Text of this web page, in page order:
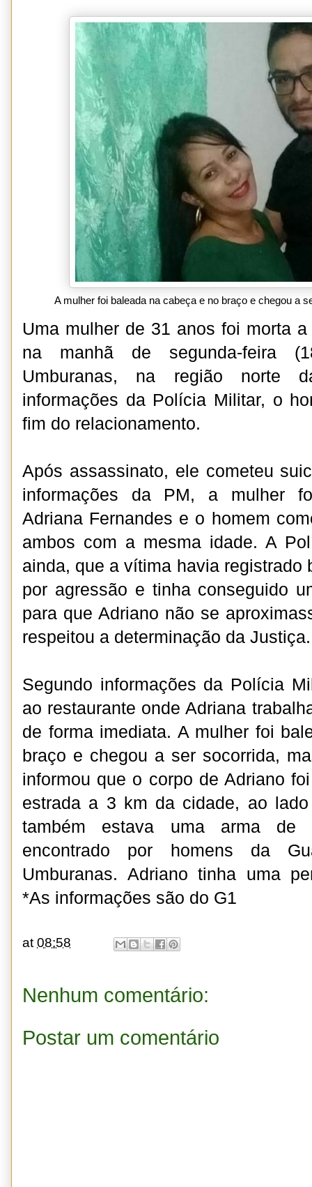
A mulher foi baleada na cabeça e no braço e chegou a
Uma mulher de 31 anos foi morta
na manhã de segunda-feira
Umburanas, na região norte
informações da Polícia Militar, o
fim do relacionamento.
Após assassinato, ele cometeu
informações da PM, a mulher
Adriana Fernandes e o homem
ambos com a mesma idade. A
ainda, que a vítima havia registrado
por agressão e tinha conseguido
para que Adriano não se
respeitou a determinação da
Segundo informações da Polícia
ao restaurante onde Adriana
de forma imediata. A mulher foi
braço e chegou a ser socorrida,
informou que o corpo de Adriano
estrada a 3 km da cidade, ao
também estava uma arma
encontrado por homens da
Umburanas. Adriano tinha uma
*As informações são do G1
at 08:58
Nenhum comentário:
Postar um comentário